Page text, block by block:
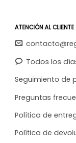
ATENCIÓN AL CLIENTE
Todos los
Seguimiento de
Preguntas
Política de
Política de